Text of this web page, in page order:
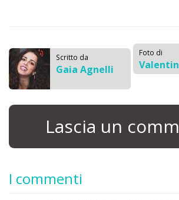
Scritto da
Gaia Agnelli
Foto di
Lascia un
I commenti